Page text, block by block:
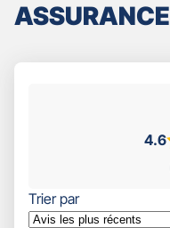
4.6
Trier par